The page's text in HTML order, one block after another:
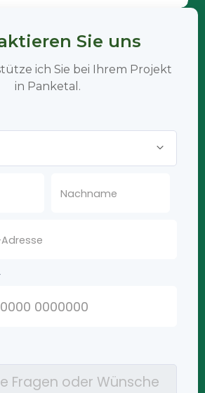
Sie uns
ich Sie bei Ihrem Projekt
in Panketal.